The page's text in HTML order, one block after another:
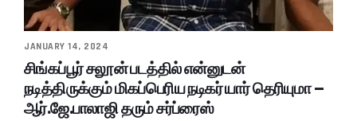
JANUARY 14, 2024
சிங்கப்பூர் சலூன் படத்தில் என்னுடன்
நடித்திருக்கும் மிகப்பெரிய நடிகர் யார் தெரியுமா –
ஆர்.ஜே.பாலாஜி தரும் சர்ப்ரைஸ்